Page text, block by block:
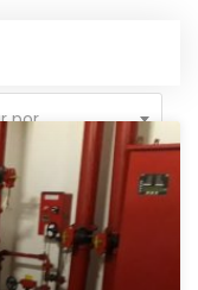
por